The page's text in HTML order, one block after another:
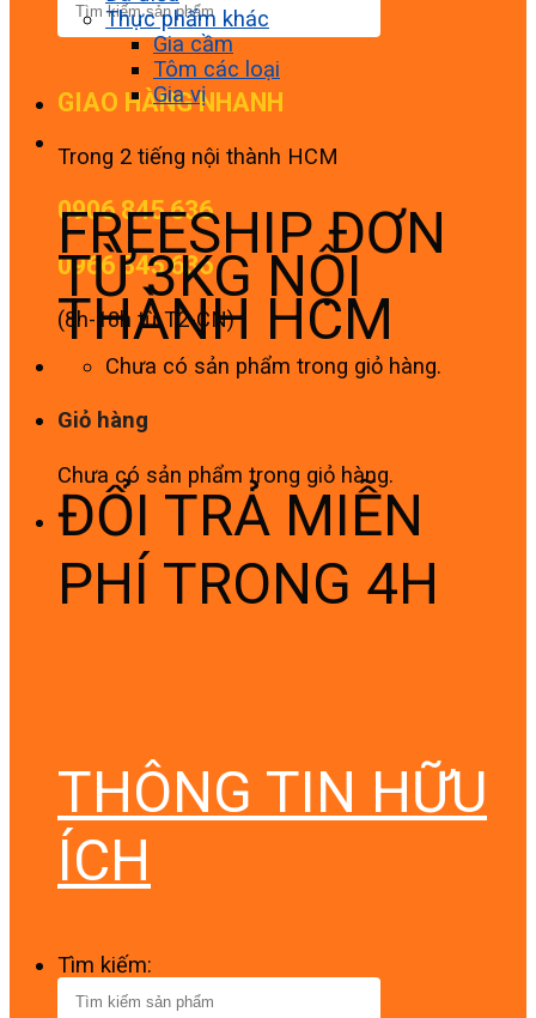
GIAO HÀNG NHANH
Trong 2 tiếng nội thành HCM
0906 845 636
0966 845 636
(8h-18h từ T2-CN)
Chưa có sản phẩm trong giỏ hàng.
Giỏ hàng
Chưa có sản phẩm trong giỏ hàng.
Thực phẩm khác
Gia cầm
Tôm các loại
Gia vị
FREESHIP ĐƠN
TỪ 3KG NỘI
THÀNH HCM
ĐỔI TRẢ MIỄN
PHÍ TRONG 4H
THÔNG TIN HỮU
ÍCH
Tìm kiếm: